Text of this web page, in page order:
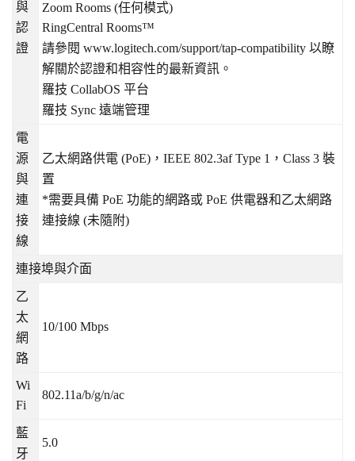
與
認
證
Zoom Rooms (任何模式)
RingCentral Rooms™
請參閱 www.logitech.com/support/tap-compatibility 以瞭
解關於認證和相容性的最新資訊。
羅技 CollabOS 平台
羅技 Sync 遠端管理
電
源
與
連
接
線
乙太網路供電 (PoE) ， IEEE 802.3af Type 1 ， Class 3 裝
置
*需要具備 PoE 功能的網路或 PoE 供電器和乙太網路
連接線 (未隨附)
連接埠與介面
乙
太
網
路
10/100 Mbps
Wi
Fi
802.11a/b/g/n/ac
藍
牙
5.0